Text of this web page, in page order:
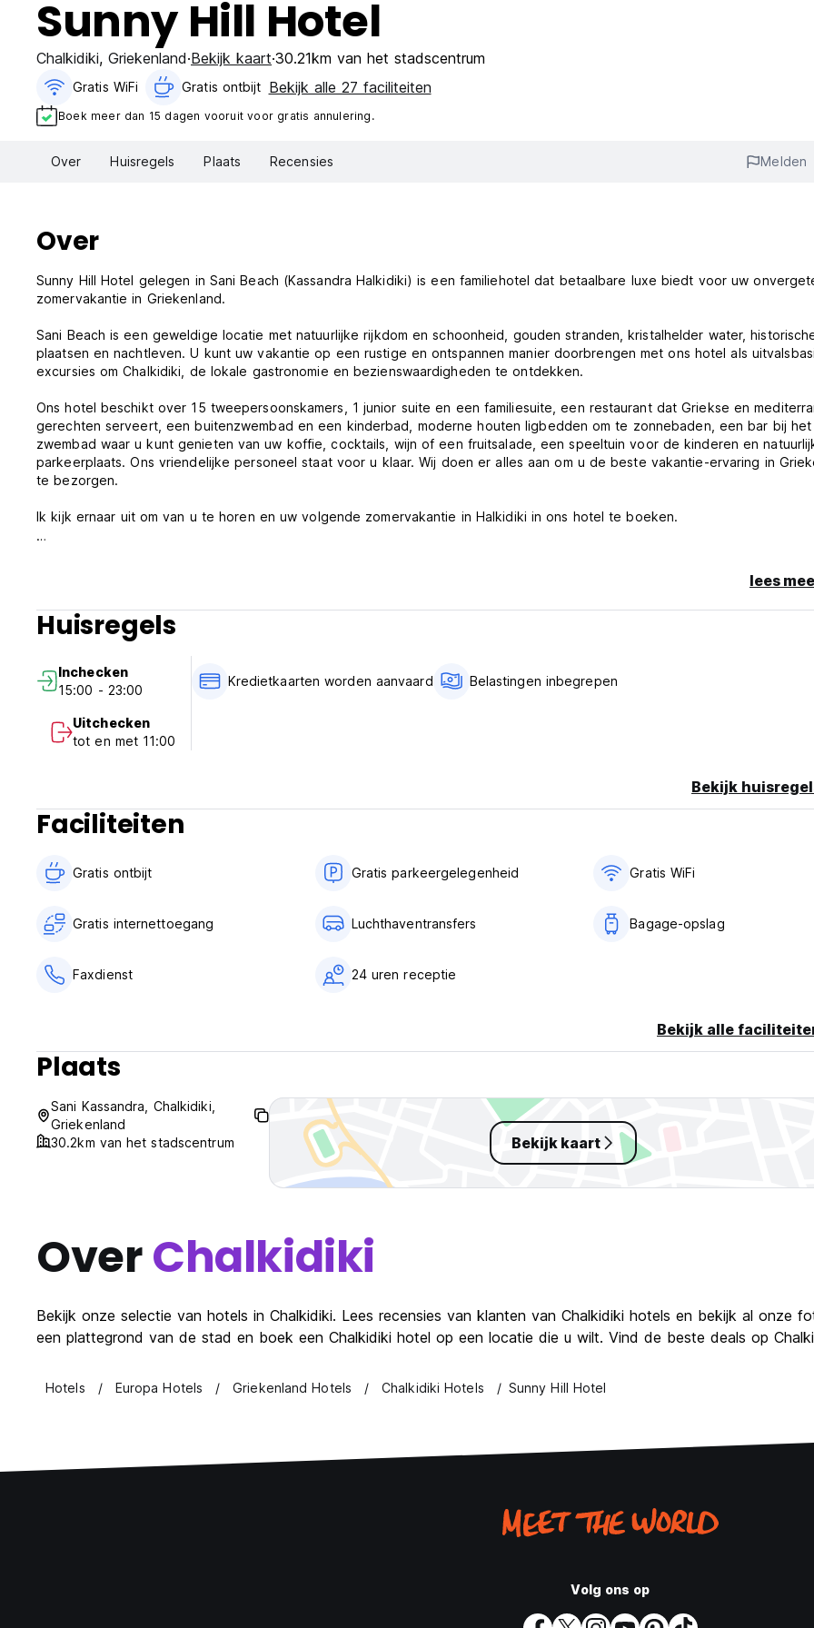
Sunny Hill Hotel
Chalkidiki, Griekenland Bekijk kaart 30.21km van het stadscentrum
Gratis WiFi Gratis ontbijt‎ Bekijk alle 27 faciliteiten
Boek meer dan 15 dagen vooruit voor gratis annulering.
Over Huisregels Plaats Recensies Melden
Over
Sunny Hill Hotel gelegen in Sani Beach (Kassandra Halkidiki) is een familiehotel dat betaalbare luxe biedt voor uw
zomervakantie in Griekenland.
Sani Beach is een geweldige locatie met natuurlijke rijkdom en schoonheid, gouden stranden, kristalhelder water,
plaatsen en nachtleven. U kunt uw vakantie op een rustige en ontspannen manier doorbrengen met ons hotel als
excursies om Chalkidiki, de lokale gastronomie en bezienswaardigheden te ontdekken.
Ons hotel beschikt over 15 tweepersoonskamers, 1 junior suite en een familiesuite, een restaurant dat Griekse en
gerechten serveert, een buitenzwembad en een kinderbad, moderne houten ligbedden om te zonnebaden, een bar bij het
zwembad waar u kunt genieten van uw koffie, cocktails, wijn of een fruitsalade, een speeltuin voor de kinderen en
parkeerplaats. Ons vriendelijke personeel staat voor u klaar. Wij doen er alles aan om u de beste vakantie-ervaring in
te bezorgen.
Ik kijk ernaar uit om van u te horen en uw volgende zomervakantie in Halkidiki in ons hotel te boeken.
Annuleringsvoorwaarden: 14 dagen voor aankomst. Bij een late annulering of no-show wordt de eerste nacht van uw
rekening gebracht.
Inchecken van 15:00 tot 23:00 uur.
Betaling bij aankomst met creditcards en betaalkaarten.
Deze accommodatie kan voor aankomst een pre-autorisatie op je creditcard uitvoeren.
Belastingen niet inbegrepen - 0,50€ per kamer, per nacht.
Algemeen:
24-uurs receptie.
(Auto-translated from original language)
lees
Huisregels
Inchecken
15:00 - 23:00
Uitchecken
tot en met 11:00
Kredietkaarten worden aanvaard Belastingen inbegrepen
Bekijk
Faciliteiten
Gratis ontbijt‎ Gratis parkeergelegenheid Gratis WiFi
Gratis internettoegang Luchthaventransfers Bagage-opslag
Faxdienst 24 uren receptie
Bekijk alle
Plaats
Sani Kassandra, Chalkidiki,
Griekenland
30.2km van het stadscentrum
Bekijk kaart
OverChalkidiki
Bekijk onze selectie van hotels in Chalkidiki. Lees recensies van klanten van Chalkidiki hotels en bekijk al onze
een plattegrond van de stad en boek een Chalkidiki hotel op een locatie die u wilt. Vind de beste deals op
Hotels Europa Hotels Griekenland Hotels Chalkidiki Hotels Sunny Hill Hotel
Volg ons op